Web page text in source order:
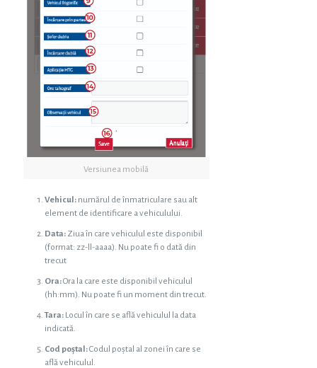
Versiunea mobilă
Vehicul: numărul de înmatriculare sau alt
element de identificare a vehiculului.
Data: Ziua în care vehiculul este disponibil
(format: zz-ll-aaaa). Nu poate fi o dată din
trecut
Ora:Ora la care este disponibil vehiculul
(hh:mm). Nu poate fi un moment din trecut.
Tara: Locul în care se află vehiculul la data
indicată.
Cod poștal:Codul poștal al zonei în care se
află vehiculul.